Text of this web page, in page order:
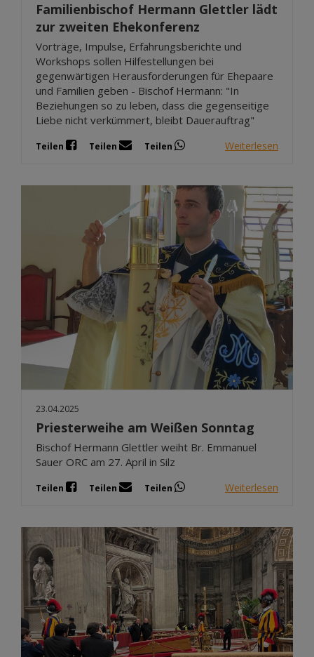
Familienbischof Hermann Glettler lädt
zur zweiten Ehekonferenz
Vorträge, Impulse, Erfahrungsberichte und
Workshops sollen Hilfestellungen bei
gegenwärtigen Herausforderungen für Ehepaare
und Familien geben - Bischof Hermann: "In
Beziehungen so zu leben, dass die gegenseitige
Liebe nicht verkümmert, bleibt Dauerauftrag"
Teilen Teilen Teilen Weiterlesen
23.04.2025
Priesterweihe am Weißen Sonntag
Bischof Hermann Glettler weiht Br. Emmanuel
Sauer ORC am 27. April in Silz
Teilen Teilen Teilen Weiterlesen